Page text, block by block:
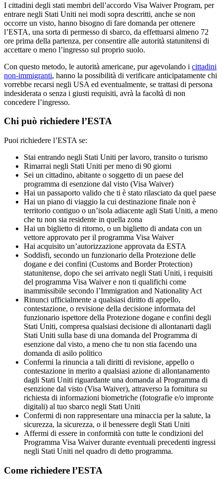
I cittadini degli stati membri dell’accordo Visa Waiver Program, per
entrare negli Stati Uniti nei modi sopra descritti, anche se non
occorre un visto, hanno bisogno di fare domanda per ottenere
l’ESTA, una sorta di permesso di sbarco, da effettuarsi almeno 72
ore prima della partenza, per consentire alle autorità statunitensi di
accettare o meno l’ingresso sul proprio suolo.
Con questo metodo, le autorità americane, pur agevolando i cittadini
non-immigranti, hanno la possibilità di verificare anticipatamente chi
vorrebbe recarsi negli USA ed eventualmente, se trattasi di persona
indesiderata o senza i giusti requisiti, avrà la facoltà di non
concedere l’ingresso.
Chi può richiedere l’ESTA
Puoi richiedere l’ESTA se:
Stai entrando negli Stati Uniti per lavoro, transito o turismo
Rimarrai negli Stati Uniti per meno di 90 giorni
Sei un cittadino, abitante o soggetto di un paese del
programma di esenzione dal visto (Visa Waiver)
Hai un passaporto valido che ti è stato rilasciato da quel paese
Hai un piano di viaggio la cui destinazione finale non è
territorio contiguo o un’isola adiacente agli Stati Uniti, a meno
che tu non sia residente in quella zona
Hai un biglietto di ritorno, o un biglietto di andata con un
vettore approvato per il programma Visa Waiver
Hai acquisito un’autorizzazione approvata da ESTA
Soddisfi, secondo un funzionario della Protezione delle
dogane e dei confini (Customs and Border Protection)
statunitense, dopo che sei arrivato negli Stati Uniti, i requisiti
del programma Visa Waiver e non ti qualifichi come
inammissibile secondo l’Immigration and Nationality Act
Rinunci ufficialmente a qualsiasi diritto di appello,
contestazione, o revisione della decisione informata del
funzionario ispettore della Protezione dogane e confini degli
Stati Uniti, compresa qualsiasi decisione di allontanarti dagli
Stati Uniti sulla base di una domanda del Programma di
esenzione dal visto, a meno che tu non stia facendo una
domanda di asilo politico
Confermi la rinuncia a tali diritti di revisione, appello o
contestazione in merito a qualsiasi azione di allontanamento
dagli Stati Uniti riguardante una domanda al Programma di
esenzione dal visto (Visa Waiver), attraverso la fornitura su
richiesta di informazioni biometriche (fotografie e/o impronte
digitali) al tuo sbarco negli Stati Uniti
Confermi di non rappresentare una minaccia per la salute, la
sicurezza, la sicurezza, o il benessere degli Stati Uniti
Affermi di essere in conformità con tutte le condizioni del
Programma Visa Waiver durante eventuali precedenti ingressi
negli Stati Uniti nel quadro di detto programma.
Come richiedere l’ESTA